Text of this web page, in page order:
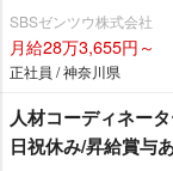
SBSゼンツウ株式会社
月給28万3,655円～
正社員 / 神奈川県
人材コーディネー
日祝休み/昇給賞与